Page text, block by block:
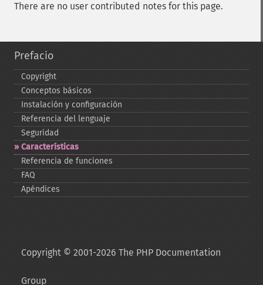
There are no user contributed notes for this page.
Prefacio
Copyright
Conceptos básicos
Instalación y configuración
Referencia del lenguaje
Seguridad
Características
Referencia de funciones
FAQ
Apéndices
Copyright © 2001-2026 The PHP Documentation
Group